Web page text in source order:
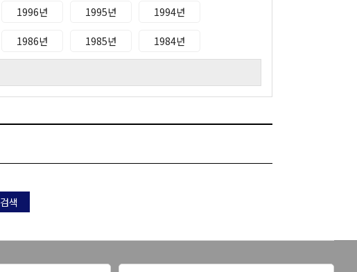
1996년 1995년 1994년
1986년 1985년 1984년
검색